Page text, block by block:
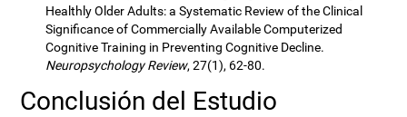
Healthly Older Adults: a Systematic Review of the Clinical
Significance of Commercially Available Computerized
Cognitive Training in Preventing Cognitive Decline.
Neuropsychology Review, 27(1), 62-80.
Conclusión del Estudio